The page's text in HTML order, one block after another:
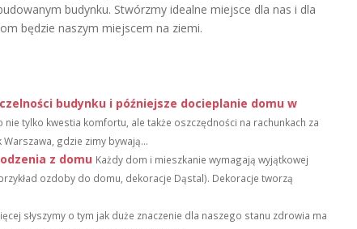
budynku. Stwórzmy idealne miejsce dla nas i dla
będzie naszym miejscem na ziemi.
budynku i późniejsze docieplanie domu w
nie tylko kwestia komfortu, ale także oszczędności na rachunkach za
gdzie zimy bywają...
z domu Każdy dom i mieszkanie wymagają wyjątkowej
ozdoby do domu, dekoracje Dąstal). Dekoracje tworzą
słyszymy o tym jak duże znaczenie dla naszego stanu zdrowia ma